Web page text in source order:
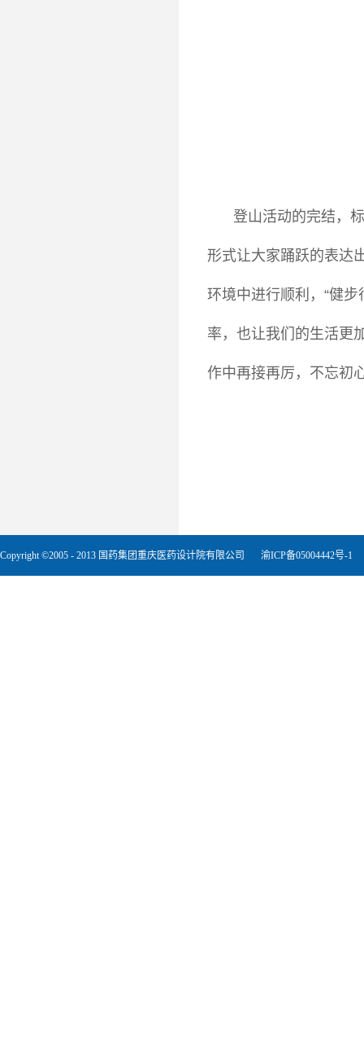
登山活动的完结，
形式让大家踊跃的表达
环境中进行顺利，“健
率，也让我们的生活更
作中再接再厉，不忘初
Copyright ©2005 - 2013 国药集团重庆医药设计院有限公司 渝ICP备05004442号-1